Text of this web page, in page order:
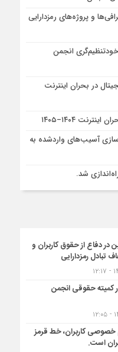
و پروژه‌های رمزدارایی
انجمن
در بحران اینترنت
۱۴۰۴–۱۴۰۵
آسیب‌های واردشده به
شد.
در دفاع از حقوق کاربران و
رمزدارایی
کمیته حقوقی انجمن
خصوصی کاربران، خط قرمز
است.